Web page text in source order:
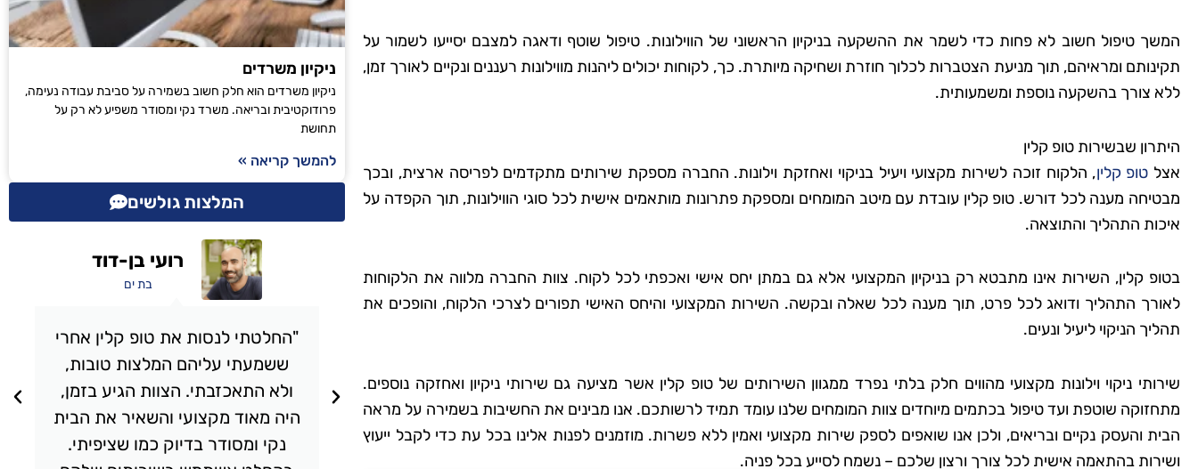
המשך טיפול חשוב לא פחות כדי לשמר את ההשקעה בניקיון הראשוני של הווילונות. טיפול שוטף ודאגה למצבם יסייעו לשמור על
תקינותם ומראיהם, תוך מניעת הצטברות לכלוך חוזרת ושחיקה מיותרת. כך, לקוחות יכולים ליהנות מווילונות רעננים ונקיים לאורך זמן,
ללא צורך בהשקעה נוספת ומשמעותית.
היתרון שבשירות טופ קלין
אצל טופ קלין, הלקוח זוכה לשירות מקצועי ויעיל בניקוי ואחזקת וילונות. החברה מספקת שירותים מתקדמים לפריסה ארצית, ובכך
מבטיחה מענה לכל דורש. טופ קלין עובדת עם מיטב המומחים ומספקת פתרונות מותאמים אישית לכל סוגי הווילונות, תוך הקפדה על
איכות התהליך והתוצאה.
בטופ קלין, השירות אינו מתבטא רק בניקיון המקצועי אלא גם במתן יחס אישי ואכפתי לכל לקוח. צוות החברה מלווה את הלקוחות
לאורך התהליך ודואג לכל פרט, תוך מענה לכל שאלה ובקשה. השירות המקצועי והיחס האישי תפורים לצרכי הלקוח, והופכים את
תהליך הניקוי ליעיל ונעים.
שירותי ניקוי וילונות מקצועי מהווים חלק בלתי נפרד ממגוון השירותים של טופ קלין אשר מציעה גם שירותי ניקיון ואחזקה נוספים.
מתחזוקה שוטפת ועד טיפול בכתמים מיוחדים צוות המומחים שלנו עומד תמיד לרשותכם. אנו מבינים את החשיבות בשמירה על מראה
הבית והעסק נקיים ובריאים, ולכן אנו שואפים לספק שירות מקצועי ואמין ללא פשרות. מוזמנים לפנות אלינו בכל עת כדי לקבל ייעוץ
ושירות בהתאמה אישית לכל צורך ורצון שלכם – נשמח לסייע בכל פניה.
ניקיון משרדים
ניקיון משרדים הוא חלק חשוב בשמירה על סביבת עבודה נעימה,
פרודוקטיבית ובריאה. משרד נקי ומסודר משפיע לא רק על
תחושת
להמשך קריאה »
המלצות גולשים
כך נקי ומטופח. הם דאגו לכל
הפרטים הקטנים, וגם הקפידו
להשתמש בחומרים ידידותיים
רמת גן
ולא התאכזבתי. הצוות הגיע בזמן,
היה מאוד מקצועי והשאיר את הבית
נקי ומסודר בדיוק כמו שציפיתי.
בת ים
"השתמשתי בשירותי הניקיון של
טופ קלין והייתי מרוצה מעל ומעבר.
הצוות הגיע בזמן, עבד בצורה
יסודית והשאיר את הבית מבריק.
כל פינה בבית נוקתה בצורה
אבי מכלוף
תל אביב